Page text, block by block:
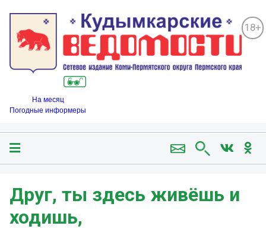
18+
На месяц
Погодные информеры
Друг, ты здесь живёшь и
ходишь,